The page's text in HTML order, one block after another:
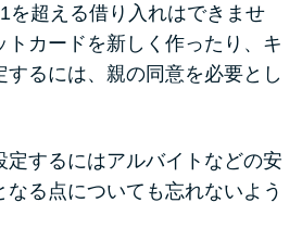
を超える借り入れはできませ
トカードを新しく作ったり、キ
するには、親の同意を必要とし
定するにはアルバイトなどの安
なる点についても忘れないよう